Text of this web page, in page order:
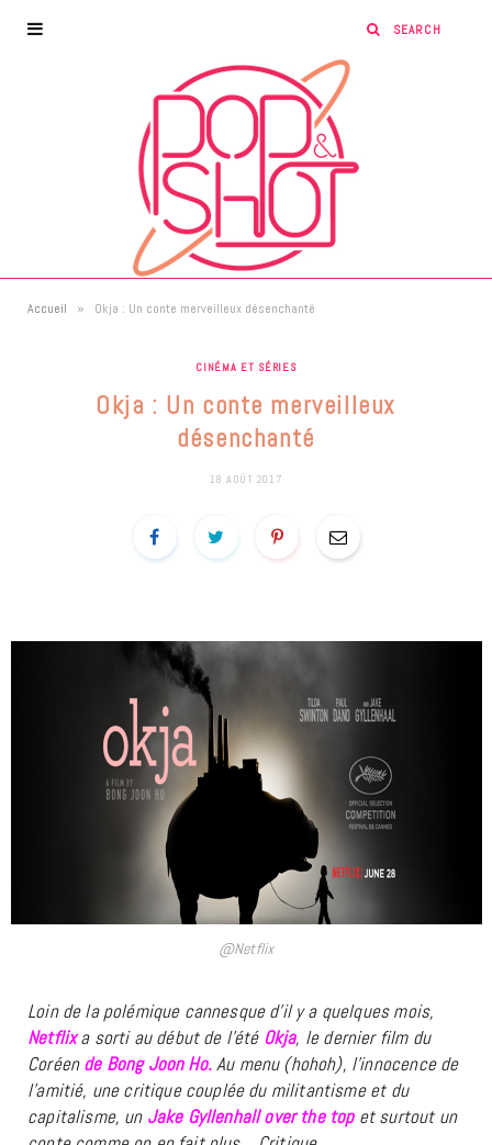
Accueil » Okja : Un conte merveilleux désenchanté
CINÉMA ET SÉRIES
Okja : Un conte merveilleux
désenchanté
18 AOÛT 2017
@Netflix
Loin de la polémique cannesque d’il y a quelques mois,
Netflix a sorti au début de l’été Okja, le dernier film du
Coréende Bong Joon Ho.Au menu (hohoh), l’innocence de
l’amitié, une critique couplée du militantisme et du
capitalisme, un Jake Gyllenhall over the topet surtout un